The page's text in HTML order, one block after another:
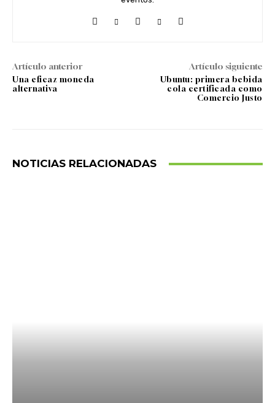
Artículo anterior
Una eficaz moneda
alternativa
Artículo siguiente
Ubuntu: primera bebida
cola certificada como
Comercio Justo
NOTICIAS RELACIONADAS